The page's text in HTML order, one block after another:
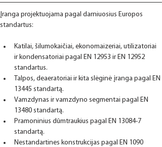
Įranga projektuojama pagal darniuosius Europos
standartus:
Katilai, šilumokaičiai, ekonomaizeriai, utilizatoriai
ir kondensatoriai pagal EN 12953 ir EN 12952
standartus.
Talpos, deaeratoriai ir kita slėginė įranga pagal EN
13445 standartą.
Vamzdynas ir vamzdyno segmentai pagal EN
13480 standartą.
Pramoninius dūmtraukius pagal EN 13084-7
standartą.
Nestandartines konstrukcijas pagal EN 1090